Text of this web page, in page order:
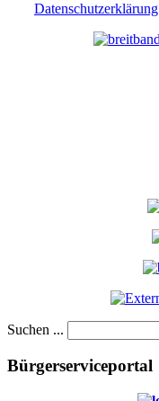
Datenschutzerklärung
Suchen ...
Bürgerserviceportal